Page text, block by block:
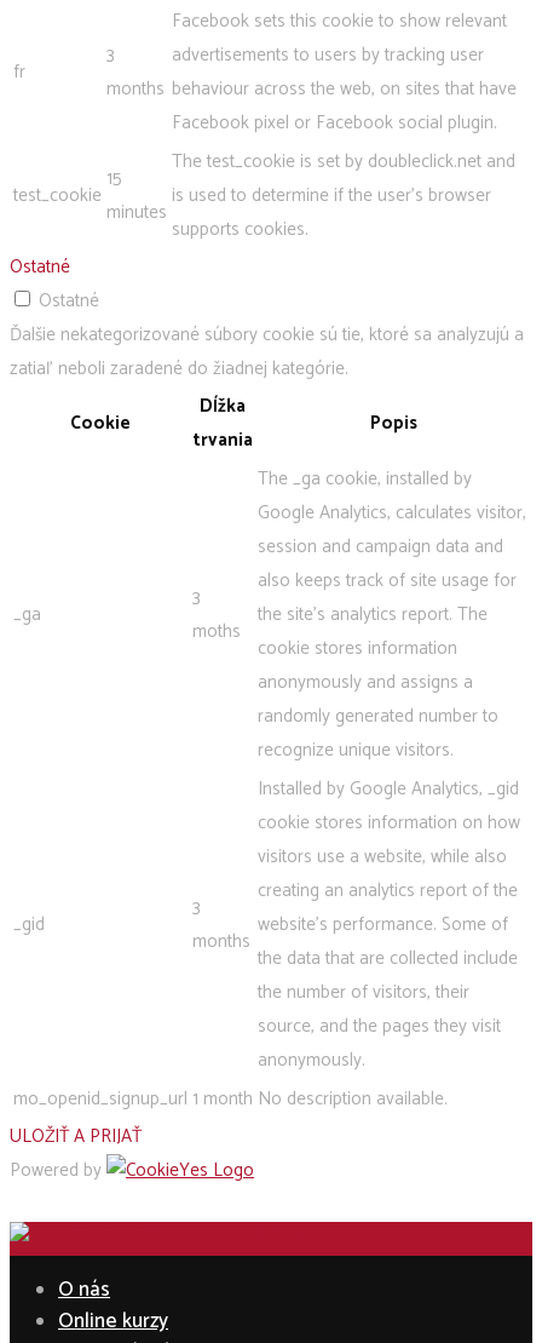
fr
3
months
Facebook sets this cookie to show relevant
advertisements to users by tracking user
behaviour across the web, on sites that have
Facebook pixel or Facebook social plugin.
test_cookie
15
minutes
The test_cookie is set by doubleclick.net and
is used to determine if the user's browser
supports cookies.
Ostatné
Ostatné
Ďalšie nekategorizované súbory cookie sú tie, ktoré sa analyzujú a
zatiaľ neboli zaradené do žiadnej kategórie.
Cookie
Dĺžka
trvania
Popis
_ga
3
moths
The _ga cookie, installed by
Google Analytics, calculates visitor,
session and campaign data and
also keeps track of site usage for
the site's analytics report. The
cookie stores information
anonymously and assigns a
randomly generated number to
recognize unique visitors.
_gid
3
months
Installed by Google Analytics, _gid
cookie stores information on how
visitors use a website, while also
creating an analytics report of the
website's performance. Some of
the data that are collected include
the number of visitors, their
source, and the pages they visit
anonymously.
mo_openid_signup_url 1 month No description available.
ULOŽIŤ A PRIJAŤ
Powered by
O nás
Online kurzy